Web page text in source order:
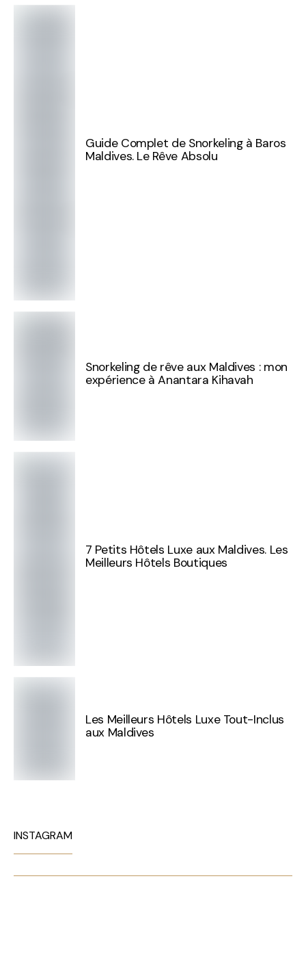
Guide Complet de Snorkeling à Baros
Maldives. Le Rêve Absolu
Snorkeling de rêve aux Maldives : mon
expérience à Anantara Kihavah
7 Petits Hôtels Luxe aux Maldives. Les
Meilleurs Hôtels Boutiques
Les Meilleurs Hôtels Luxe Tout-Inclus
aux Maldives
INSTAGRAM